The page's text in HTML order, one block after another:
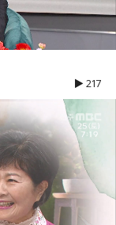
217